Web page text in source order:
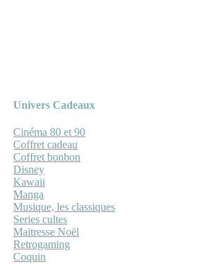
Univers Cadeaux
Cinéma 80 et 90
Coffret cadeau
Coffret bonbon
Disney
Kawaii
Manga
Musique, les classiques
Series cultes
Maitresse Noël
Retrogaming
Coquin